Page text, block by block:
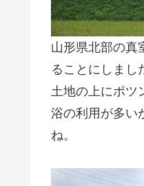
山形県北部の真
ることにしまし
土地の上にポツ
浴の利用が多い
ね。